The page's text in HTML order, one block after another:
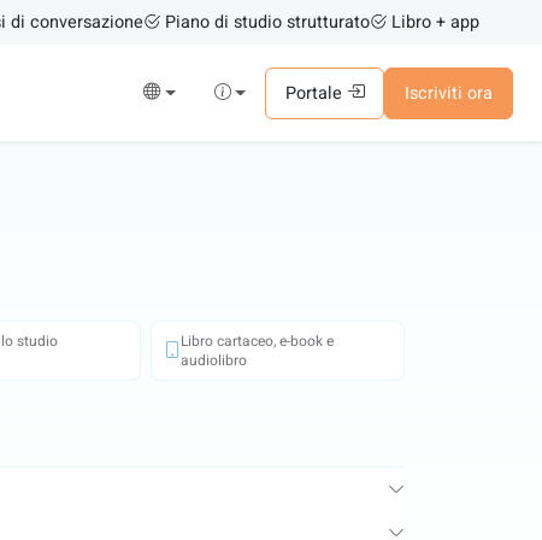
di conversazione Piano di studio strutturato Libro + app
Portale Iscriviti ora
studio
Libro cartaceo, e-book e
audiolibro